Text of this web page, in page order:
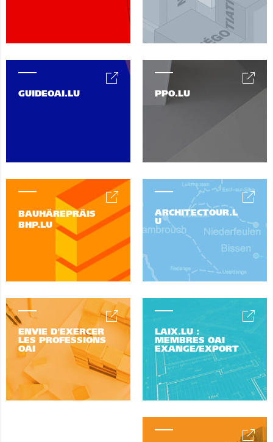
PPO.LU
GUIDEOAI.LU
BAUHÄREPRÄIS
BHP.LU
ARCHITECTOUR.L
U
ENVIE D'EXERCER
LES PROFESSIONS
OAI
LAIX.LU :
MEMBRES OAI
EXANGE/EXPORT